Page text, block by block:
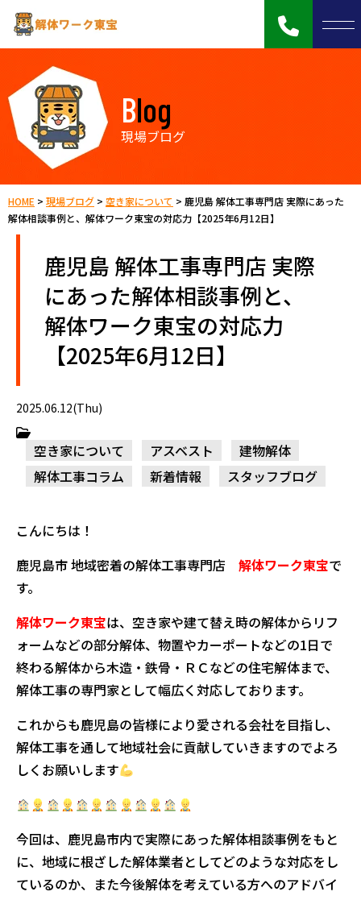
Blog
現場ブログ
HOME > 現場ブログ > 空き家について > 鹿児島 解体工事専門店 実際にあった
解体相談事例と、解体ワーク東宝の対応力【2025年6月12日】
鹿児島 解体工事専門店 実際
にあった解体相談事例と、
解体ワーク東宝の対応力
【2025年6月12日】
2025.06.12(Thu)
空き家について アスベスト
建物解体
解体工事コラム
新着情報 スタッフブログ
こんにちは！
鹿児島市 地域密着の解体工事専門店 解体ワーク東宝で
す。
解体ワーク東宝は、空き家や建て替え時の解体からリフ
ォームなどの部分解体、物置やカーポートなどの1日で
終わる解体から木造・鉄骨・ＲＣなどの住宅解体まで、
解体工事の専門家として幅広く対応しております。
これからも鹿児島の皆様により愛される会社を目指し、
解体工事を通して地域社会に貢献していきますのでよろ
しくお願いします
今回は、鹿児島市内で実際にあった解体相談事例をもと
に、地域に根ざした解体業者としてどのような対応をし
ているのか、また今後解体を考えている方へのアドバイ